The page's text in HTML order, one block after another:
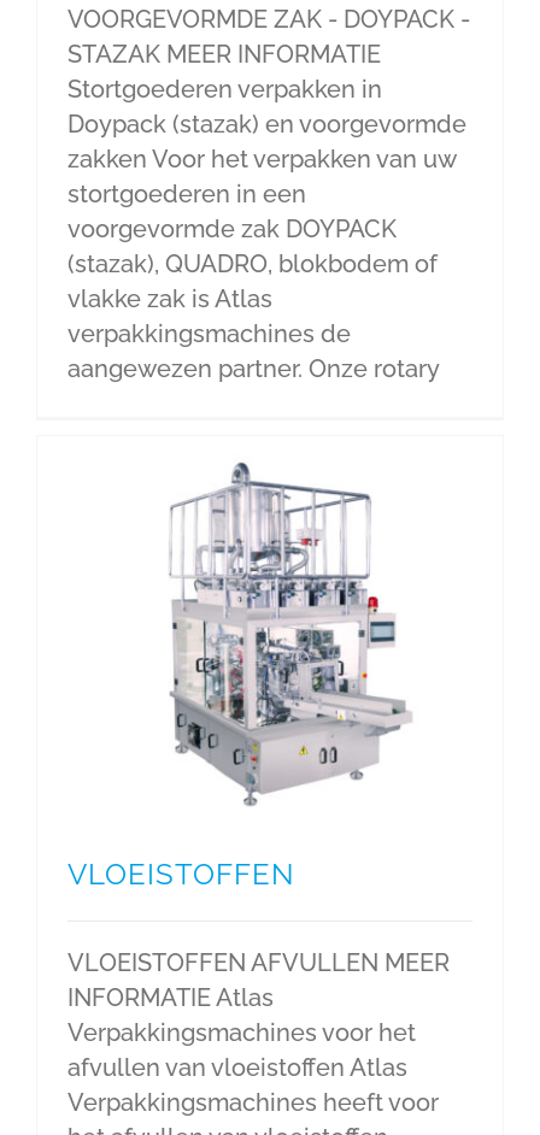
VOORGEVORMDE ZAK - DOYPACK -
STAZAK MEER INFORMATIE
Stortgoederen verpakken in
Doypack (stazak) en voorgevormde
zakken Voor het verpakken van uw
stortgoederen in een
voorgevormde zak DOYPACK
(stazak), QUADRO, blokbodem of
vlakke zak is Atlas
verpakkingsmachines de
aangewezen partner. Onze rotary
VLOEISTOFFEN
VLOEISTOFFEN AFVULLEN MEER
INFORMATIE Atlas
Verpakkingsmachines voor het
afvullen van vloeistoffen Atlas
Verpakkingsmachines heeft voor